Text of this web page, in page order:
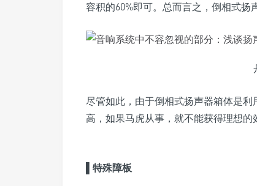
容积的60%即可。总而言之，倒相式扬
尽管如此，由于倒相式扬声器箱体是
高，如果马虎从事，就不能获得理想的
特殊障板